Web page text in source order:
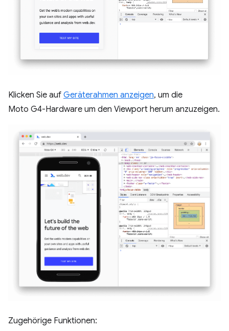
Klicken Sie auf Geräterahmen anzeigen, um die
Moto G4-Hardware um den Viewport herum anzuzeigen.
Zugehörige Funktionen: